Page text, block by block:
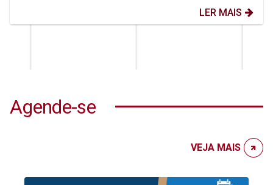
LER MAIS
Agende-se
VEJA MAIS